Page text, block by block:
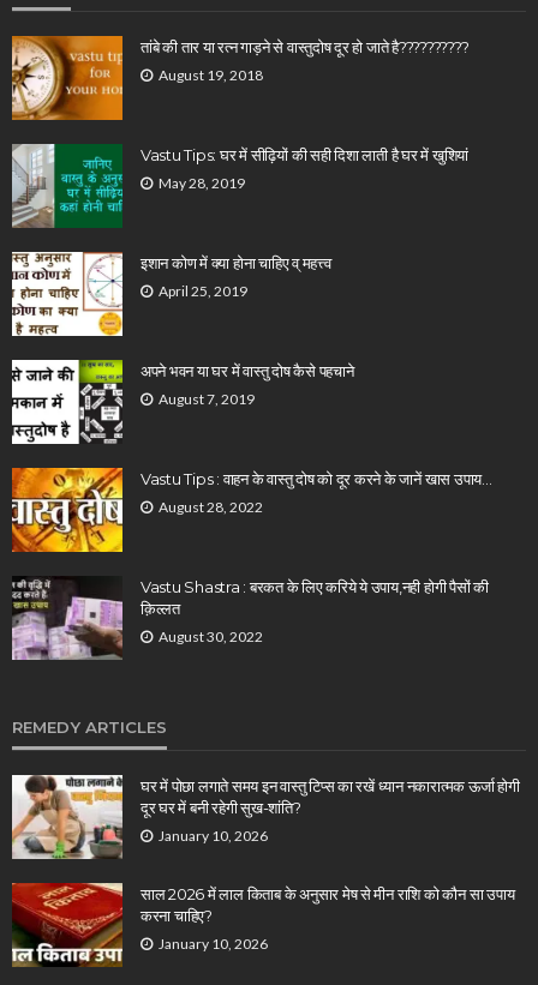
तांबे की तार या रत्न गाड़ने से वास्तुदोष दूर हो जाते है??????????
August 19, 2018
Vastu Tips: घर में सीढ़ियों की सही दिशा लाती है घर में खुशियां
May 28, 2019
इशान कोण में क्या होना चाहिए व् महत्त्व
April 25, 2019
अपने भवन या घर में वास्तु दोष कैसे पहचाने
August 7, 2019
Vastu Tips : वाहन के वास्तु दोष को दूर करने के जानें खास उपाय…
August 28, 2022
Vastu Shastra : बरकत के लिए करिये ये उपाय,नही होगी पैसों की
क़िल्लत
August 30, 2022
REMEDY ARTICLES
घर में पोछा लगाते समय इन वास्तु टिप्स का रखें ध्यान नकारात्मक ऊर्जा होगी
दूर घर में बनी रहेगी सुख-शांति?
January 10, 2026
साल 2026 में लाल किताब के अनुसार मेष से मीन राशि को कौन सा उपाय
करना चाहिए?
January 10, 2026